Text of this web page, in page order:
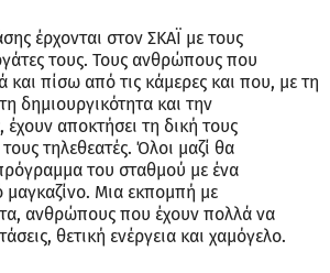
έρχονται στον ΣΚΑΪ με τους
τους. Τους ανθρώπους που
και πίσω από τις κάμερες και που, με τη
δημιουργικότητα και την
έχουν αποκτήσει τη δική τους
τηλεθεατές. Όλοι μαζί θα
του σταθμού με ένα
μαγκαζίνο. Μια εκπομπή με
ανθρώπους που έχουν πολλά να
θετική ενέργεια και χαμόγελο.